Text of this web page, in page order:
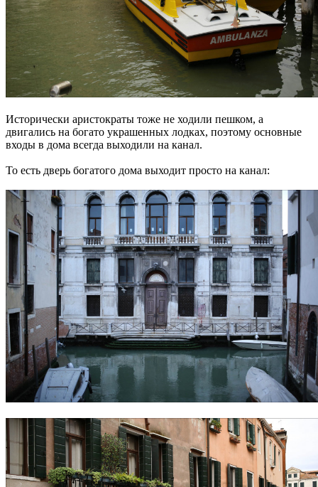
Исторически аристократы тоже не ходили пешком, а
двигались на богато украшенных лодках, поэтому основные
входы в дома всегда выходили на канал.
То есть дверь богатого дома выходит просто на канал: